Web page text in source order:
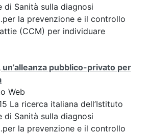
di Sanità sulla diagnosi
la prevenzione e il controllo
(CCM) per individuare
pubblico-privato per
Web
La ricerca italiana dell’Istituto
di Sanità sulla diagnosi
la prevenzione e il controllo